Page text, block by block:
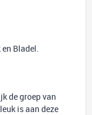
Bladel.
de groep van
is aan deze